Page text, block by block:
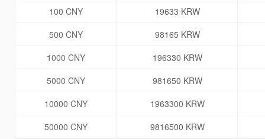
100 CNY
19633 KRW
500 CNY
98165 KRW
1000 CNY
196330 KRW
5000 CNY
981650 KRW
10000 CNY
1963300 KRW
50000 CNY
9816500 KRW